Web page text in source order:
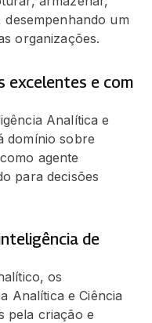
um
organizações.
excelentes e com
Analítica e
domínio sobre
agente
para decisões
de
os
Analítica e Ciência
pela criação e